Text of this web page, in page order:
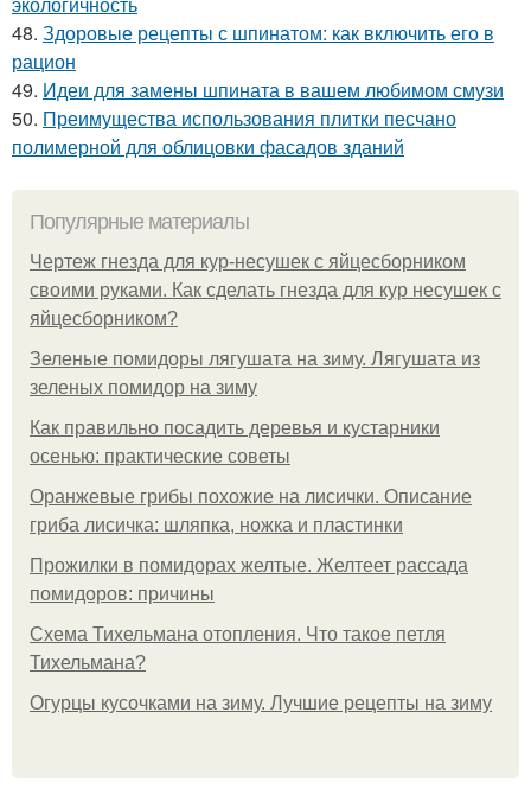
48. Здоровые рецепты с шпинатом: как включить его в
рацион
49. Идеи для замены шпината в вашем любимом смузи
50. Преимущества использования плитки песчано
полимерной для облицовки фасадов зданий
Популярные материалы
Чертеж гнезда для кур-несушек с яйцесборником
своими руками. Как сделать гнезда для кур несушек с
яйцесборником?
Зеленые помидоры лягушата на зиму. Лягушата из
зеленых помидор на зиму
Как правильно посадить деревья и кустарники
осенью: практические советы
Оранжевые грибы похожие на лисички. Описание
гриба лисичка: шляпка, ножка и пластинки
Прожилки в помидорах желтые. Желтеет рассада
помидоров: причины
Схема Тихельмана отопления. Что такое петля
Тихельмана?
Огурцы кусочками на зиму. Лучшие рецепты на зиму